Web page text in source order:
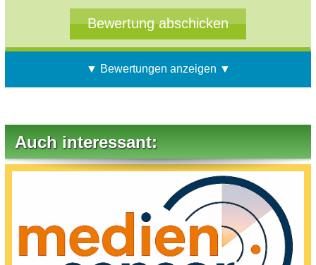
▼ Bewertungen anzeigen ▼
Auch interessant: